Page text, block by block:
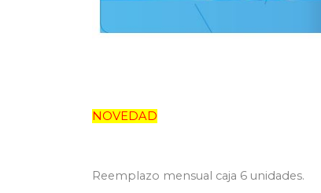
NOVEDAD
Reemplazo mensual caja 6 unidades.